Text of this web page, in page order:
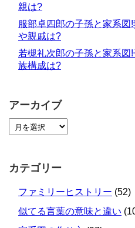
親は?
服部卓四郎の子孫と家系
や親戚は?
若槻礼次郎の子孫と家系図
族構成は?
アーカイブ
カテゴリー
ファミリーヒストリー (52)
似てる言葉の意味と違い